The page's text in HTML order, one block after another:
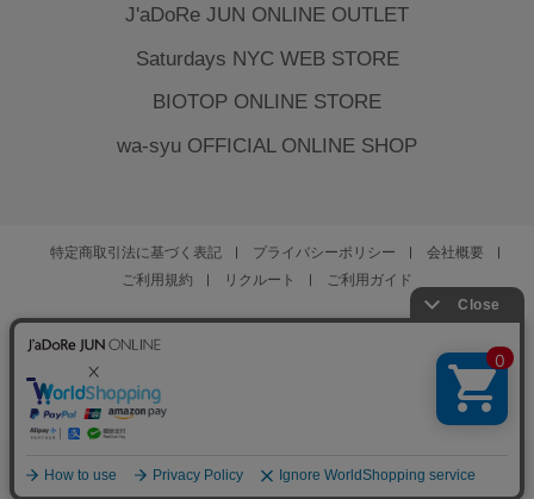
お気に入り
0
カート
J'aDoRe JUN ONLINE OUTLET
Saturdays NYC WEB STORE
BIOTOP ONLINE STORE
wa-syu OFFICIAL ONLINE SHOP
特定商取引法に基づく表記 プライバシーポリシー
会社概要
ご利用規約
リクルート ご利用ガイド
© JUN CO.,LTD. ALL RIGHTS RESERVED.